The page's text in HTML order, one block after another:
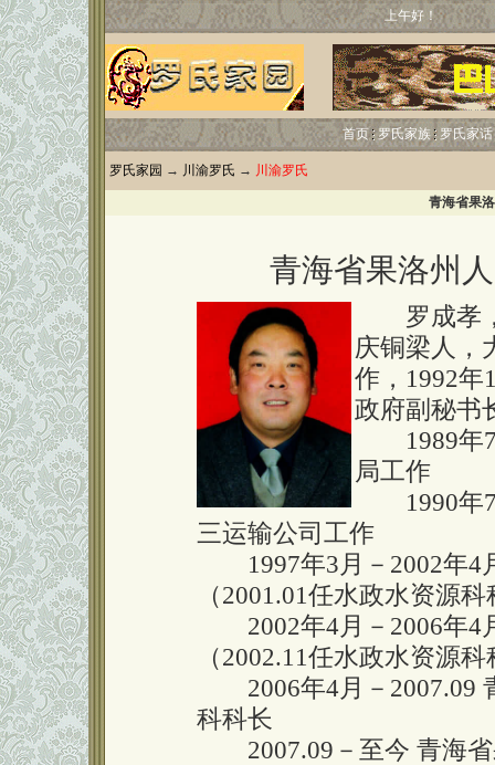
上午好！
首页 罗氏家族 罗氏家话
罗氏家园 → 川渝罗氏 → 川渝罗氏
青海省果
青海省果洛州
罗成孝，
庆铜梁人，
作，1992年
政府副秘书
1989年7
局工作
1990年7
三运输公司工作
1997年3月－2002年4
（2001.01任水政水资源
2002年4月－2006年4
（2002.11任水政水资源
2006年4月－2007.09
科科长
2007.09－至今 青海省